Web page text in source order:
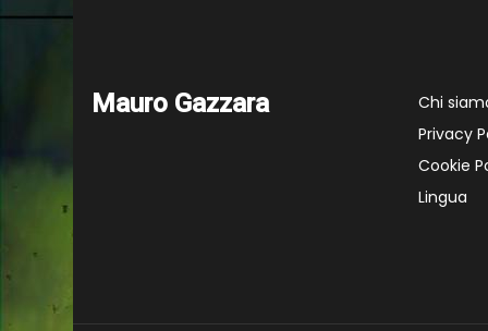
Mauro Gazzara
Chi
Privacy
Cookie
Lingua